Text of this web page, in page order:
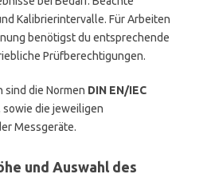
Kalibrierintervalle. Für Arbeiten
benötigst du entsprechende
Prüfberechtigungen.
die Normen DIN EN/IEC
sowie die jeweiligen
Messgeräte.
und Auswahl des